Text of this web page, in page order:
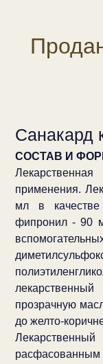
Санакард
СОСТАВ И
применения.
мл в качестве
фипронил - 90
прозрачную
до желто-